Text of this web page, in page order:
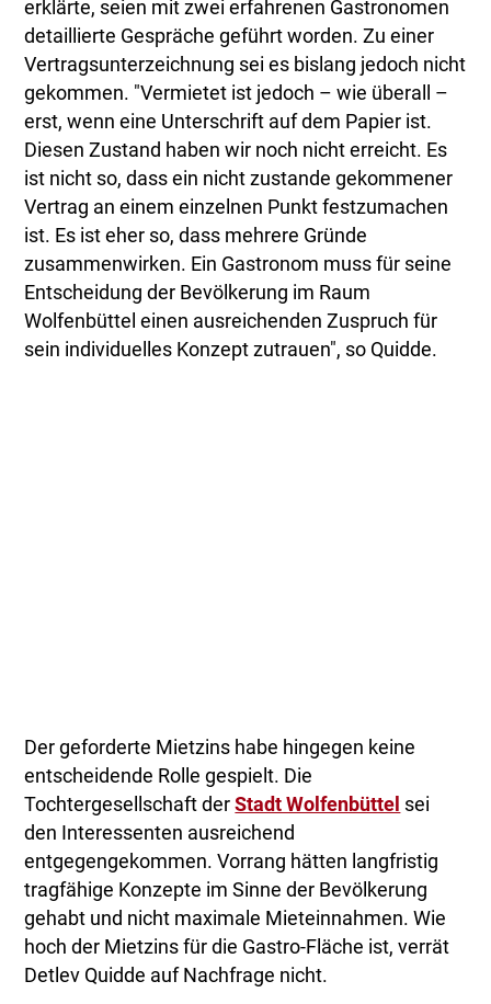
erklärte, seien mit zwei erfahrenen Gastronomen
detaillierte Gespräche geführt worden. Zu einer
Vertragsunterzeichnung sei es bislang jedoch nicht
gekommen. "Vermietet ist jedoch – wie überall –
erst, wenn eine Unterschrift auf dem Papier ist.
Diesen Zustand haben wir noch nicht erreicht. Es
ist nicht so, dass ein nicht zustande gekommener
Vertrag an einem einzelnen Punkt festzumachen
ist. Es ist eher so, dass mehrere Gründe
zusammenwirken. Ein Gastronom muss für seine
Entscheidung der Bevölkerung im Raum
Wolfenbüttel einen ausreichenden Zuspruch für
sein individuelles Konzept zutrauen", so Quidde.
Der geforderte Mietzins habe hingegen keine
entscheidende Rolle gespielt. Die
Tochtergesellschaft derStadt Wolfenbüttel sei
den Interessenten ausreichend
entgegengekommen. Vorrang hätten langfristig
tragfähige Konzepte im Sinne der Bevölkerung
gehabt und nicht maximale Mieteinnahmen. Wie
hoch der Mietzins für die Gastro-Fläche ist, verrät
Detlev Quidde auf Nachfrage nicht.